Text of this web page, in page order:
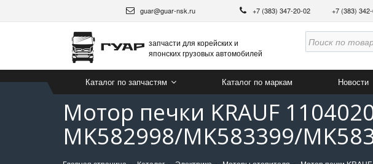
guar@guar-nsk.ru +7 (383) 347-20-02 +7 (383)
запчасти для корейских и
японских грузовых автомобилей
Каталог по запчастям Каталог по маркам Новости
Мотор печки KRAUF
MK582998/MK583399/